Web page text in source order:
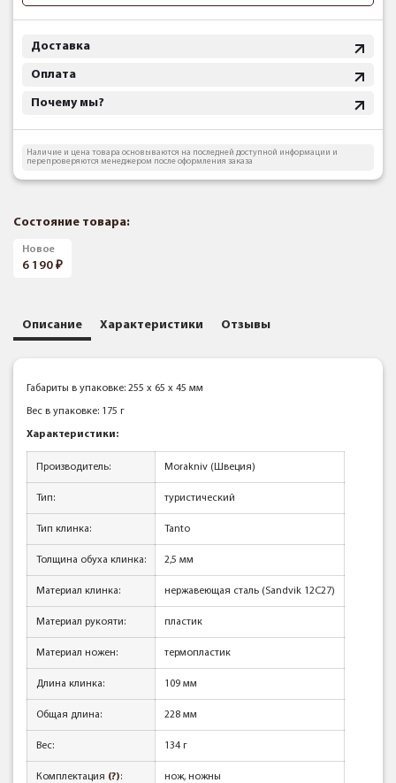
Доставка
Оплата
Почему мы?
Наличие и цена товара основываются на последней доступной информации и
перепроверяются менеджером после оформления заказа
Состояние товара:
Новое
6 190
Описание Характеристики Отзывы
Габариты в упаковке: 255 x 65 x 45 мм
Вес в упаковке: 175 г
Характеристики:
Производитель: Morakniv (Швеция)
Тип: туристический
Тип клинка: Tanto
Толщина обуха клинка: 2,5 мм
Материал клинка: нержавеющая сталь (Sandvik 12C27)
Материал рукояти: пластик
Материал ножен: термопластик
Длина клинка: 109 мм
Общая длина: 228 мм
Вес: 134 г
Комплектация (?): нож, ножны